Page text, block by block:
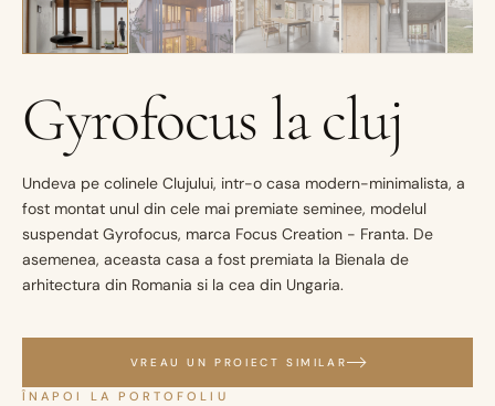
Gyrofocus la cluj
Undeva pe colinele Clujului, intr-o casa modern-minimalista, a
fost montat unul din cele mai premiate seminee, modelul
suspendat Gyrofocus, marca Focus Creation - Franta. De
asemenea, aceasta casa a fost premiata la Bienala de
arhitectura din Romania si la cea din Ungaria.
VREAU UN PROIECT SIMILAR
ÎNAPOI LA PORTOFOLIU